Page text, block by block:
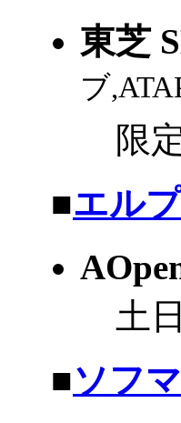
東芝
ブ
限
■エル
土日
■ソフ